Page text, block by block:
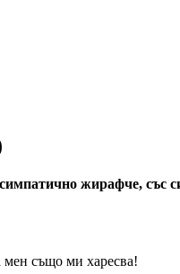
жирафче, със
мен също ми харесва!